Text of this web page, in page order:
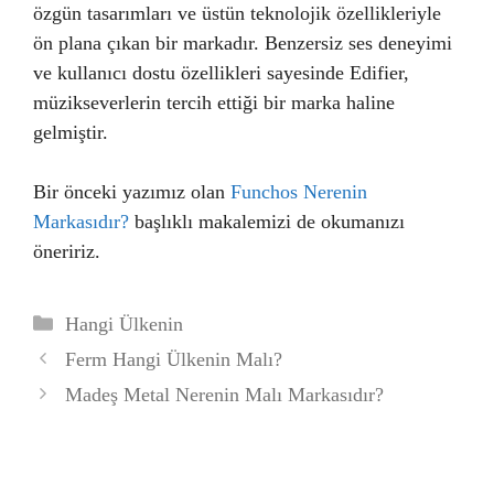
özgün tasarımları ve üstün teknolojik özellikleriyle
ön plana çıkan bir markadır. Benzersiz ses deneyimi
ve kullanıcı dostu özellikleri sayesinde Edifier,
müzikseverlerin tercih ettiği bir marka haline
gelmiştir.
Bir önceki yazımız olan Funchos Nerenin
Markasıdır? başlıklı makalemizi de okumanızı
öneririz.
Kategoriler
Hangi Ülkenin
Ferm Hangi Ülkenin Malı?
Madeş Metal Nerenin Malı Markasıdır?